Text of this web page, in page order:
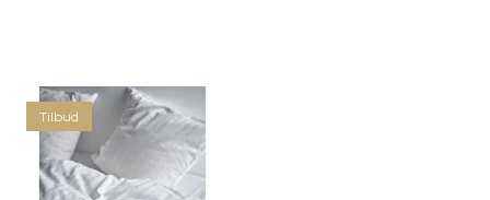
Tilbud